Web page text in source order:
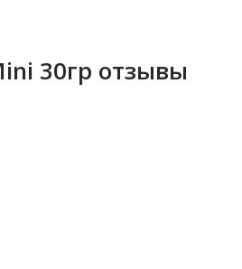
30гр отзывы